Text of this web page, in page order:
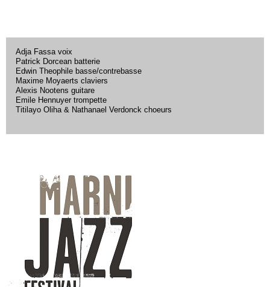
Adja Fassa voix
Patrick Dorcean batterie
Edwin Theophile basse/contrebasse
Maxime Moyaerts claviers
Alexis Nootens guitare
Emile Hennuyer trompette
Titilayo Oliha & Nathanael Verdonck choeurs